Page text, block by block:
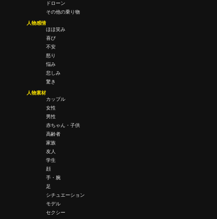
ドローン
その他の乗り物
人物感情
ほほ笑み
喜び
不安
怒り
悩み
悲しみ
驚き
人物素材
カップル
女性
男性
赤ちゃん・子供
高齢者
家族
友人
学生
顔
手・腕
足
シチュエーション
モデル
セクシー